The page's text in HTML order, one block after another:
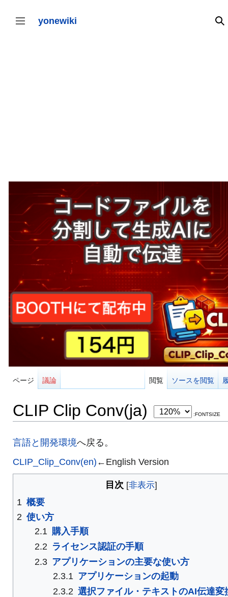
テ
サイドバーの切り替え yonewiki 検
ページ 議論 閲覧 ソースを閲覧
CLIP Clip Conv(ja) :FONTSIZE
言語と開発環境へ戻る。
CLIP_Clip_Conv(en)←English Version
目次
1 概要
2 使い方
2.1 購入手順
2.2 ライセンス認証の手順
2.3 アプリケーションの主要な使い方
2.3.1 アプリケーションの起動
2.3.2 選択ファイル・テキストのAI伝達変